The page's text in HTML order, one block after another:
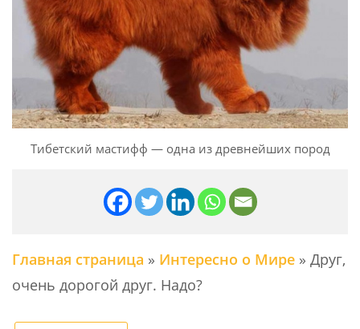
Тибетский мастифф — одна из древнейших пород
Главная страница » Интересно о Мире » Друг,
очень дорогой друг. Надо?